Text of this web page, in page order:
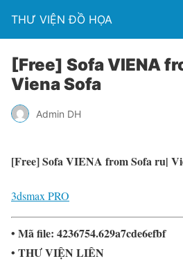
THƯ VIỆN ĐỒ HỌA
[Free] Sofa VIENA
Viena Sofa
Admin DH
[Free] Sofa VIENA from Sofa ru|
3dsmax PRO
• Mã file: 4236754.629a7cde6efbf
• THƯ VIỆN LIÊN